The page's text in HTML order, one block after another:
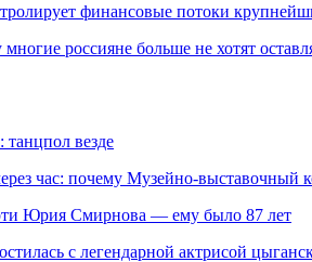
финансовые потоки
россияне больше не хотят
танцпол везде
час: почему Музейно-выставочный
Юрия Смирнова — ему было 87 лет
с легендарной актрисой